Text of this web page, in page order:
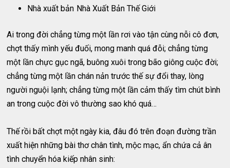
Nhà xuất bản Nhà Xuất Bản Thế Giới
Ai trong đời chẳng từng một lần rơi vào tận cùng nỗi cô đơn,
chợt thấy mình yếu đuối, mong manh quá đỗi; chẳng từng
một lần chực gục ngã, buông xuôi trong bão giông cuộc đời;
chẳng từng một lần chán nản trước thế sự đổi thay, lòng
người nguội lạnh; chẳng từng một lần cảm thấy tìm chút bình
an trong cuộc đời vô thường sao khó quá…
Thế rồi bất chợt một ngày kia, đâu đó trên đoạn đường trần
xuất hiện những bài thơ chân tình, mộc mạc, ẩn chứa cả ân
tình chuyển hóa kiếp nhân sinh: